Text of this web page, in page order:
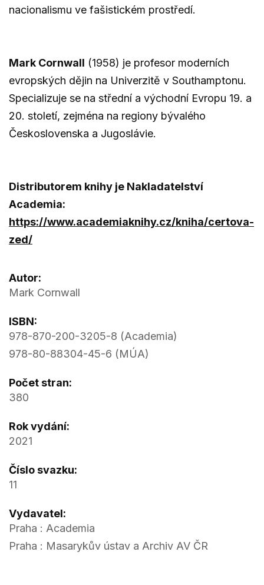
nacionalismu ve fašistickém prostředí.
Mark Cornwall (1958) je profesor moderních
evropských dějin na Univerzitě v Southamptonu.
Specializuje se na střední a východní Evropu 19. a
20. století, zejména na regiony bývalého
Československa a Jugoslávie.
Distributorem knihy je Nakladatelství
Academia:
https://www.academiaknihy.cz/kniha/certova-
zed/
Autor:
Mark Cornwall
ISBN:
978-870-200-3205-8 (Academia)
978-80-88304-45-6 (MÚA)
Počet stran:
380
Rok vydání:
2021
Číslo svazku:
11
Vydavatel:
Praha : Academia
Praha : Masarykův ústav a Archiv AV ČR